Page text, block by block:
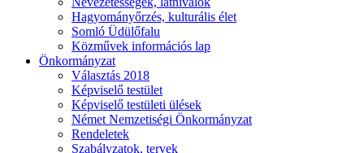
Hagyományőrzés, kulturális élet
Somló Üdülőfalu
Közművek információs lap
Önkormányzat
Választás 2018
Képviselő testület
Képviselő testületi ülések
Német Nemzetiségi Önkormányzat
Rendeletek
Szabályzatok, tervek